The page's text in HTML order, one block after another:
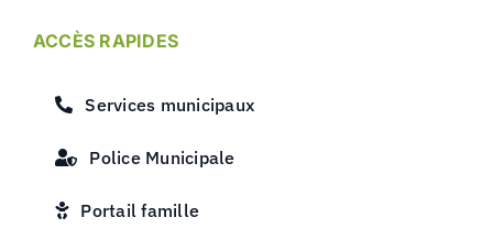
ACCÈS RAPIDES
Services municipaux
Police Municipale
Portail famille